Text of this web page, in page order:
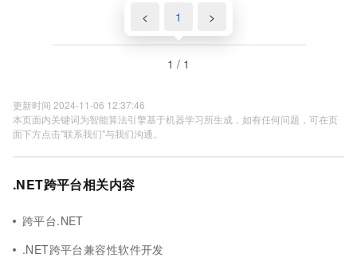
< 1 >
1 / 1
更新时间 2024-11-06 12:37:46
本页面内关键词为智能算法引擎基于机器学习所生成，如有任何问题，可在页
面下方点击"联系我们"与我们沟通。
.NET跨平台相关内容
跨平台.NET
.NET跨平台兼容性软件开发